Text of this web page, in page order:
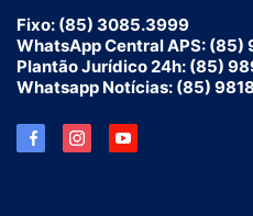
Fixo: (85) 3085.3999
WhatsApp Central APS:
Plantão Jurídico 24h: (85)
Whatsapp Notícias: (85)